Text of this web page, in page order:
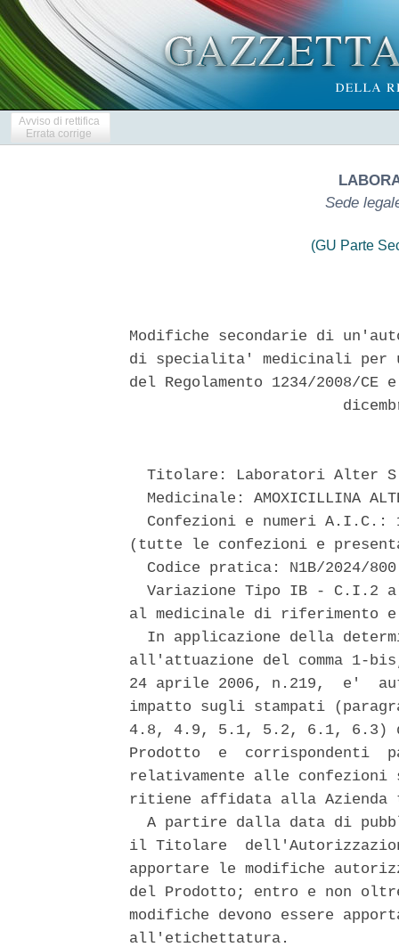
Avviso di rettifica
Errata corrige
Sede
(GU Parte
Modifiche secondarie di
di specialita' medicinali per
del Regolamento 1234/2008/
Titolare: Laboratori Alter
Medicinale: AMOXICILLINA
Confezioni e numeri A.I.C.:
(tutte le confezioni e
Codice pratica: N1B/2024/
Variazione Tipo IB - C.I.2
al medicinale di riferimento
In applicazione della
all'attuazione del comma 1-
24 aprile 2006, n.219,  e'
impatto sugli stampati
4.8, 4.9, 5.1, 5.2, 6.1, 6.3)
Prodotto  e
relativamente alle
ritiene affidata alla
A partire dalla data di
il Titolare
apportare le modifiche
del Prodotto; entro e non
modifiche devono essere
all'etichettatura.